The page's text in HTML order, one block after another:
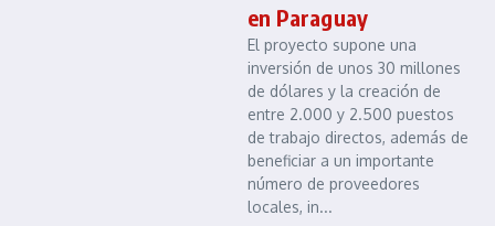
en Paraguay
El proyecto supone una
inversión de unos 30 millones
de dólares y la creación de
entre 2.000 y 2.500 puestos
de trabajo directos, además de
beneficiar a un importante
número de proveedores
locales, in...